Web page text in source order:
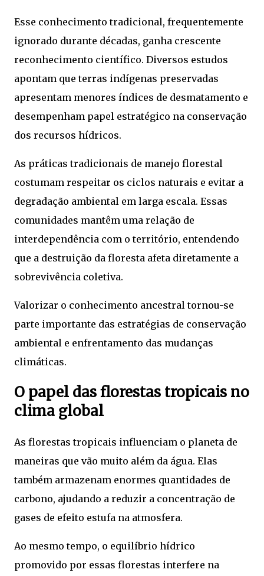
Esse conhecimento tradicional, frequentemente
ignorado durante décadas, ganha crescente
reconhecimento científico. Diversos estudos
apontam que terras indígenas preservadas
apresentam menores índices de desmatamento e
desempenham papel estratégico na conservação
dos recursos hídricos.
As práticas tradicionais de manejo florestal
costumam respeitar os ciclos naturais e evitar a
degradação ambiental em larga escala. Essas
comunidades mantêm uma relação de
interdependência com o território, entendendo
que a destruição da floresta afeta diretamente a
sobrevivência coletiva.
Valorizar o conhecimento ancestral tornou-se
parte importante das estratégias de conservação
ambiental e enfrentamento das mudanças
climáticas.
O papel das florestas tropicais no
clima global
As florestas tropicais influenciam o planeta de
maneiras que vão muito além da água. Elas
também armazenam enormes quantidades de
carbono, ajudando a reduzir a concentração de
gases de efeito estufa na atmosfera.
Ao mesmo tempo, o equilíbrio hídrico
promovido por essas florestas interfere na